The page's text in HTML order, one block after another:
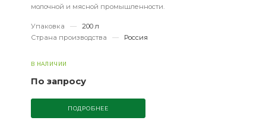
молочной и мясной промышленности.
Упаковка —
200 л
Страна производства
— Россия
В НАЛИЧИИ
По запросу
ПОДРОБНЕЕ